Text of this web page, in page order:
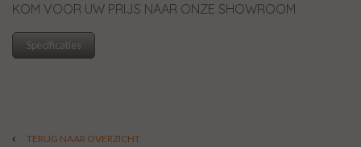
KOM VOOR UW PRIJS NAAR ONZE SHOWROOM
Specificaties
TERUG NAAR OVERZICHT